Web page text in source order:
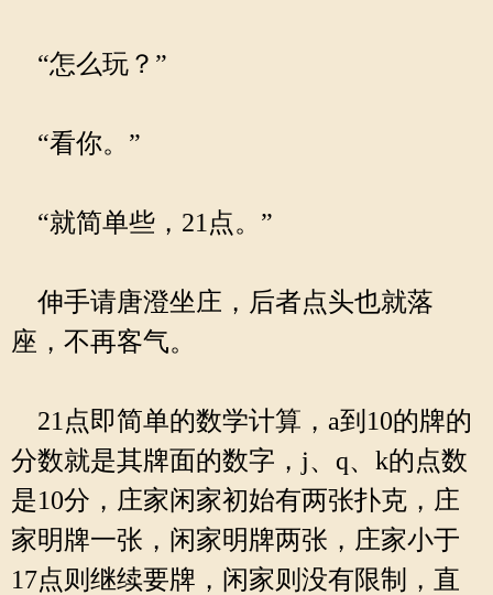
“怎么玩？”
“看你。”
“就简单些，21点。”
伸手请唐澄坐庄，后者点头也就落
座，不再客气。
21点即简单的数学计算，a到10的牌的
分数就是其牌面的数字，j、q、k的点数
是10分，庄家闲家初始有两张扑克，庄
家明牌一张，闲家明牌两张，庄家小于
17点则继续要牌，闲家则没有限制，直